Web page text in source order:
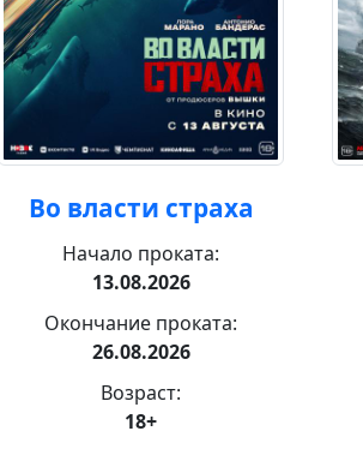
Во власти страха
Начало проката:
13.08.2026
Окончание проката:
26.08.2026
Возраст:
18+